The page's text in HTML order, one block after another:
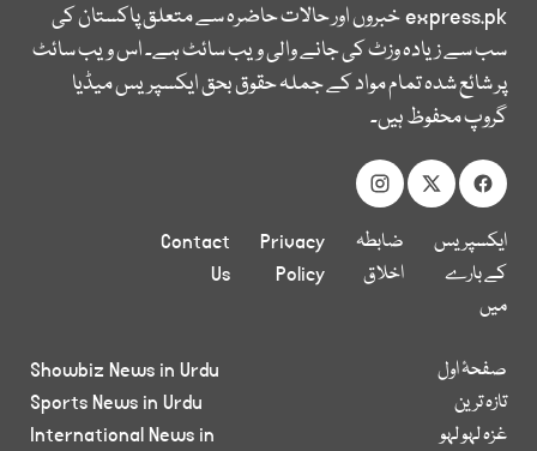
express.pkخبروں اور حالات حاضرہ سے متعلق پاکستان کی
سب سے زیادہ وزٹ کی جانے والی ویب سائٹ ہے۔ اس ویب سائٹ
پر شائع شدہ تمام مواد کے جملہ حقوق بحق ایکسپریس میڈیا
گروپ محفوظ ہیں۔
ایکسپریس
کے بارے
میں
ضابطہ
اخلاق
Privacy
Policy
Contact
Us
صفحۂ اول
تازہ ترین
غزہ لہو لہو
Showbiz News in Urdu
Sports News in Urdu
International News in